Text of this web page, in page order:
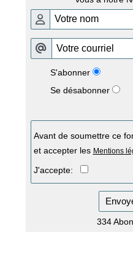
S'abonner
Se désabonner
Avant de soumettre ce
et accepter les Mentions
J'accepte:
334